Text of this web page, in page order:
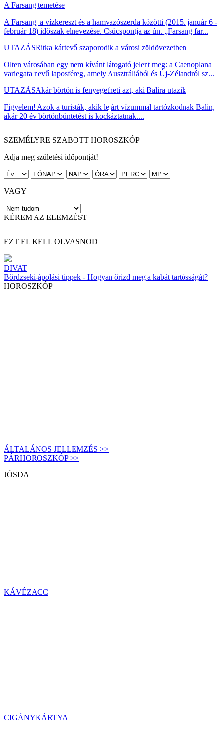
A Farsang temetése
A Farsang, a vízkereszt és a hamvazószerda közötti (2015. január 6 -
február 18) időszak elnevezése. Csúcspontja az ún. „Farsang far...
UTAZÁSRitka kártevő szaporodik a városi zöldövezetben
Olten városában egy nem kívánt látogató jelent meg: a Caenoplana
variegata nevű laposféreg, amely Ausztráliából és Új-Zélandról sz...
UTAZÁSAkár börtön is fenyegetheti azt, aki Balira utazik
Figyelem! Azok a turisták, akik lejárt vízummal tartózkodnak Balin,
akár 20 év börtönbüntetést is kockáztatnak....
SZEMÉLYRE SZABOTT HOROSZKÓP
Adja meg születési időpontját!
VAGY
KÉREM AZ ELEMZÉST
EZT EL KELL OLVASNOD
DIVAT
Bőrdzseki-ápolási tippek - Hogyan őrizd meg a kabát tartósságát?
HOROSZKÓP
ÁLTALÁNOS JELLEMZÉS >>
PÁRHOROSZKÓP >>
JÓSDA
KÁVÉZACC
CIGÁNYKÁRTYA